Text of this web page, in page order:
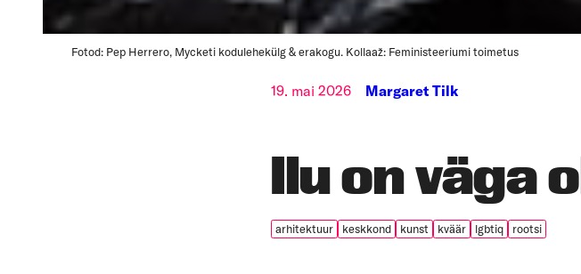
Fotod: Pep Herrero, Mycketi kodulehekülg & erakogu. Kollaaž: Feministeeriumi toimetus
Ilu on väga
19. mai 2026 Margaret Tilk
arhitektuur keskkond kunst kväär lgbtiq rootsi